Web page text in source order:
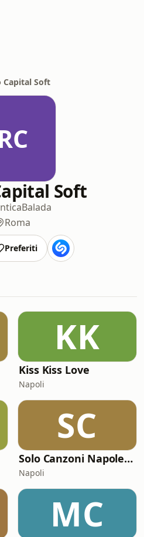
Capital Soft
Soft
Balada
Roma
Preferiti
KK
Kiss Kiss Love
Napoli
SC
Solo Canzoni Napoletane
Napoli
MC